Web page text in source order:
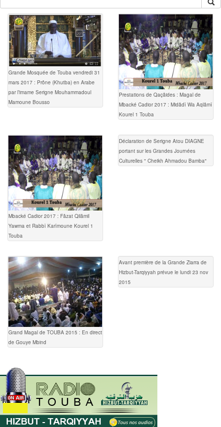
Grande Mosquée de Touba vendredi 31
mars 2017 : Prône (Khutba) en Arabe
par l’imame Serigne Mouhammadoul
Mamoune Bousso
Prestations de Qaçâides : Magal de
Mbacké Cadior 2017 : Midâdî Wa Aqlâmî
Kourel 1 Touba
Mbacké Cadior 2017 : Fâzat Qilâmil
Yawma et Rabbî Karîmoune Kourel 1
Touba
Déclaration de Serigne Atou DIAGNE
portant sur les Grandes Journées
Culturelles " Cheikh Ahmadou Bamba"
Grand Magal de TOUBA 2015 : En direct
de Gouye Mbind
Avant première de la Grande Ziarra de
Hizbut-Tarqiyyah prévue le lundi 23 nov
2015